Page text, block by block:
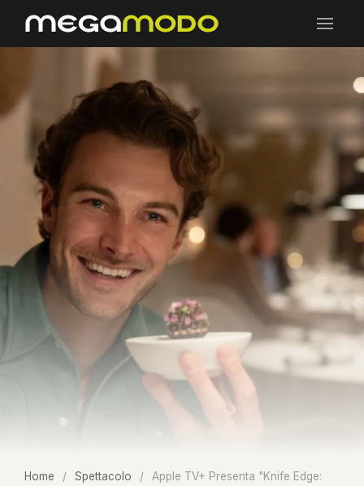
Home / Spettacolo /
Apple TV+ Presenta "Knife Edge: